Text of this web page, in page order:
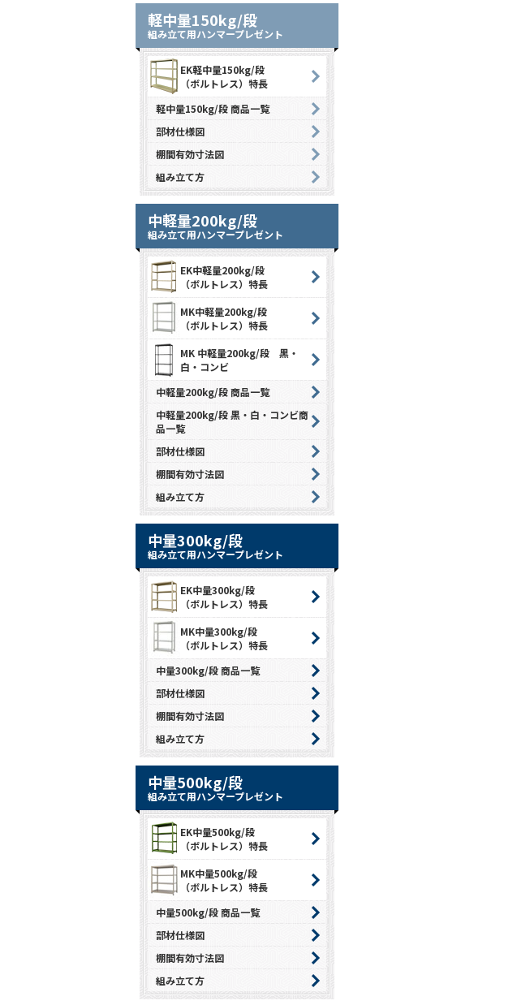
軽中量150kg/段
組み立て用ハンマープレゼント
EK軽中量150kg/段
（ボルトレス）特長
軽中量150kg/段 商品一覧
部材仕様図
棚間有効寸法図
組み立て方
中軽量200kg/段
組み立て用ハンマープレゼント
EK中軽量200kg/段
（ボルトレス）特長
MK中軽量200kg/段
（ボルトレス）特長
MK 中軽量200kg/段 黒・
白・コンビ
中軽量200kg/段 商品一覧
中軽量200kg/段 黒・白・コンビ商
品一覧
部材仕様図
棚間有効寸法図
組み立て方
中量300kg/段
組み立て用ハンマープレゼント
EK中量300kg/段
（ボルトレス）特長
MK中量300kg/段
（ボルトレス）特長
中量300kg/段 商品一覧
部材仕様図
棚間有効寸法図
組み立て方
中量500kg/段
組み立て用ハンマープレゼント
EK中量500kg/段
（ボルトレス）特長
MK中量500kg/段
（ボルトレス）特長
中量500kg/段 商品一覧
部材仕様図
棚間有効寸法図
組み立て方